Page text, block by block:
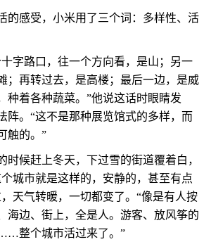
感受，小米用了三个词：多样性、活
路口，往一个方向看，是山；另一
；再转过去，是高楼；最后一边，是威
种着各种蔬菜。”他说这话时眼睛发
阵。“这不是那种展览馆式的多样，而
触的。”
候赶上冬天，下过雪的街道覆着白，
城市就是这样的，安静的，甚至有点
天气转暖，一切都变了。“像是有人按
海边、街上，全是人。游客、放风筝的
整个城市活过来了。”